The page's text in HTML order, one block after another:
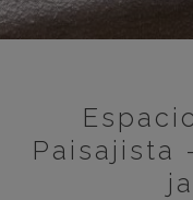
Paisajista